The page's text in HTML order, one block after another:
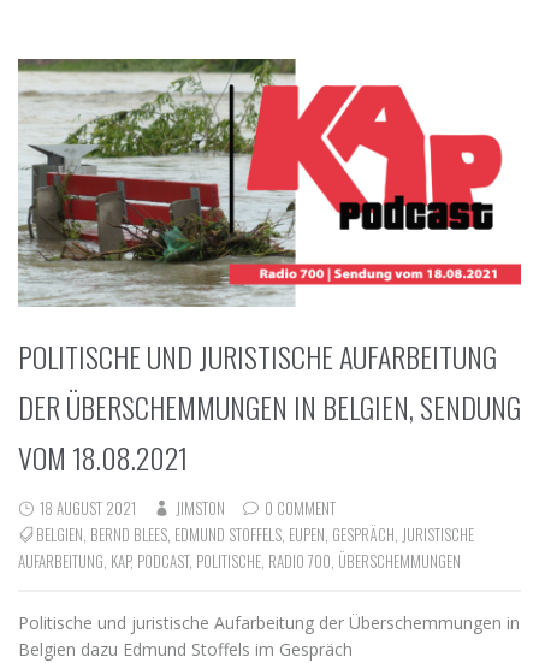
POLITISCHE UND JURISTISCHE AUFARBEITUNG
DER ÜBERSCHEMMUNGEN IN BELGIEN, SENDUNG
VOM 18.08.2021
18 AUGUST 2021 JIMSTON
0 COMMENT
BELGIEN, BERND BLEES, EDMUND STOFFELS, EUPEN, GESPRÄCH, JURISTISCHE
AUFARBEITUNG, KAP, PODCAST, POLITISCHE, RADIO 700, ÜBERSCHEMMUNGEN
Politische und juristische Aufarbeitung der Überschemmungen in
Belgien dazu Edmund Stoffels im Gespräch